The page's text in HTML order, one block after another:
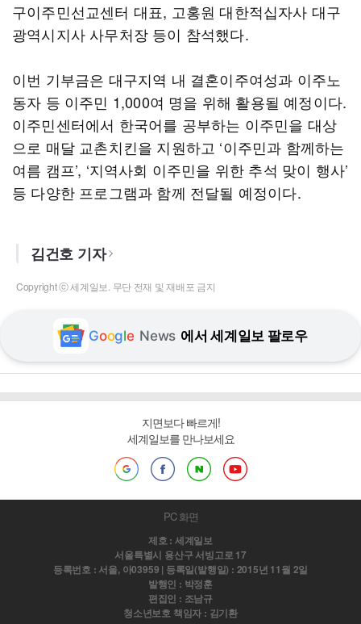
구이주민선교센터 대표, 고홍원 대한적십자사 대구
광역시지사 사무처장 등이 참석했다.
이번 기부금은 대구지역 내 결혼이주여성과 이주노
동자 등 이주민 1,000여 명을 위해 활용될 예정이다.
이주민센터에서 한국어를 공부하는 이주민을 대상
으로 매달 교촌치킨을 지원하고 ‘이주민과 함께하는
여름 캠프’, ‘지역사회 이주민을 위한 추석 맞이 행사’
등 다양한 프로그램과 함께 전달될 예정이다.
김건호 기자
Copyright ⓒ 세계일보. 무단 전재 및 재배포 금지
Google News 에서 세계일보 팔로우
지면보다 빠르게!
세계일보를 만나보세요
PC 화면
제호 : 세계일보
서울특별시 용산구 서빙고로 17
등록번호 : 서울, 아03959 | 등록일(발행일) : 2015년 11월 2일
발행인 : 박정훈
편집인 : 조남규
청소년보호 책임자 : 김기환